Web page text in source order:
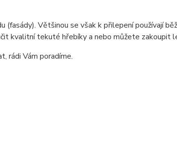
(fasády). Většinou se však k přilepení používají
kvalitní tekuté hřebíky a nebo můžete zakoupit
rádi Vám poradíme.